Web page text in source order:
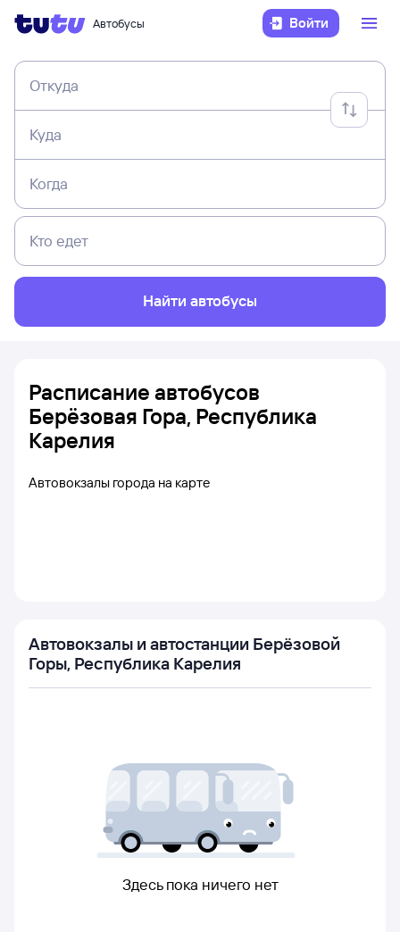
Автобусы Войти
Откуда
Куда
Когда
Кто едет
Найти автобусы
Расписание автобусов
Берёзовая Гора, Республика
Карелия
Автовокзалы города на карте
Автовокзалы и автостанции Берёзовой
Горы, Республика Карелия
Здесь пока ничего нет